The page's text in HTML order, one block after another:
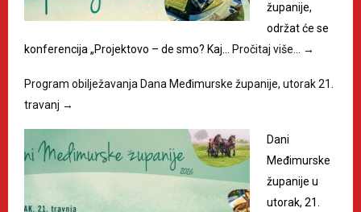
županije,
održat će se
konferencija „Projektovo – de smo? Kaj… Pročitaj više… →
Program obilježavanja Dana Međimurske županije, utorak 21.
travanj →
Dani
Međimurske
županije u
utorak, 21.